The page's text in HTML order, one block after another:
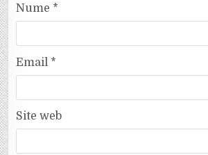
Nume *
Email *
Site web